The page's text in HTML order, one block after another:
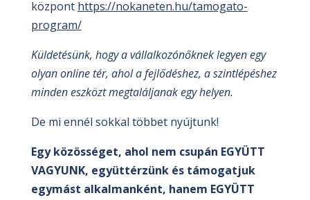
központ https://nokaneten.hu/tamogato-
program/
Küldetésünk, hogy a vállalkozónőknek legyen egy
olyan online tér, ahol a fejlődéshez, a szintlépéshez
minden eszközt megtaláljanak egy helyen.
De mi ennél sokkal többet nyújtunk!
Egy közösséget, ahol nem csupán EGYÜTT
VAGYUNK, együttérzünk és támogatjuk
egymást alkalmanként, hanem EGYÜTT